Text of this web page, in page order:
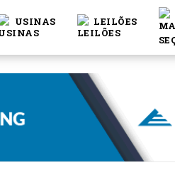
USINAS LEILÕES